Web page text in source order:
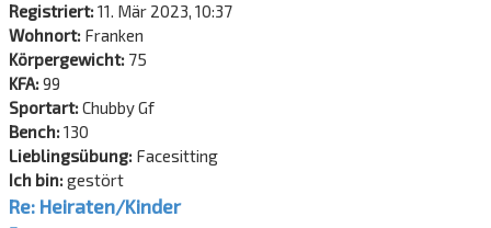
Registriert:11. Mär 2023, 10:37
Wohnort: Franken
Körpergewicht: 75
KFA:99
Sportart:Chubby Gf
Bench:130
Lieblingsübung: Facesitting
Ich bin:gestört
Re: Heiraten/Kinder